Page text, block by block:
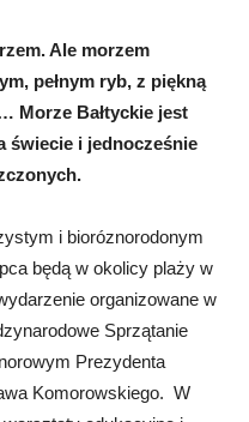
Ale morzem
pełnym ryb, z piękną
Morze Bałtyckie jest
świecie i jednocześnie
i bioróznorodonym
będą w okolicy plaży w
organizowane w
Sprzątanie
Prezydenta
Komorowskiego. W